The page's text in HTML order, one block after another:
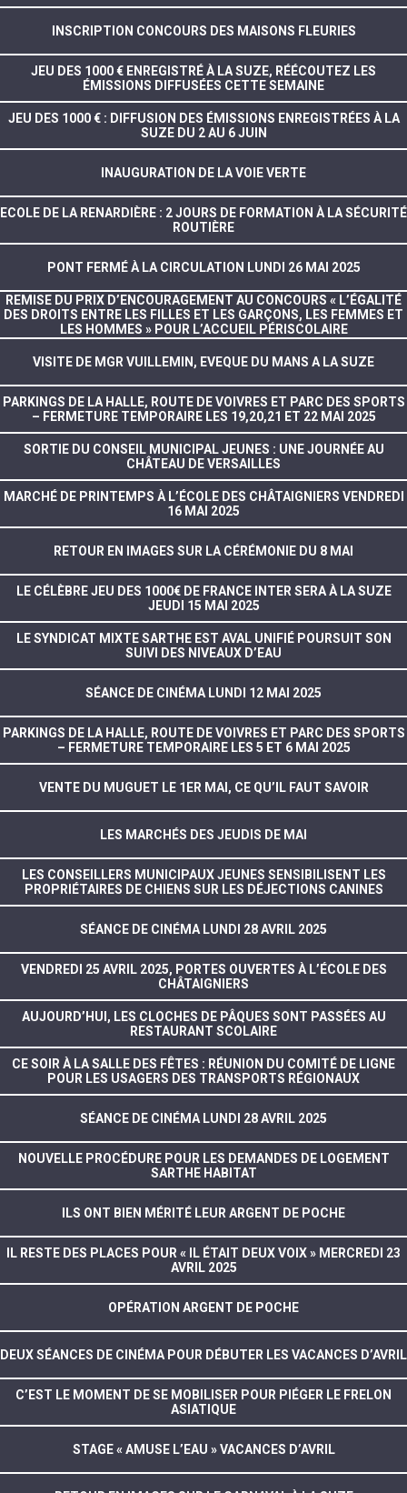
INSCRIPTION CONCOURS DES MAISONS FLEURIES
JEU DES 1000 € ENREGISTRÉ À LA SUZE, RÉÉCOUTEZ LES
ÉMISSIONS DIFFUSÉES CETTE SEMAINE
JEU DES 1000 € : DIFFUSION DES ÉMISSIONS ENREGISTRÉES À LA
SUZE DU 2 AU 6 JUIN
INAUGURATION DE LA VOIE VERTE
ECOLE DE LA RENARDIÈRE : 2 JOURS DE FORMATION À LA SÉCURITÉ
ROUTIÈRE
PONT FERMÉ À LA CIRCULATION LUNDI 26 MAI 2025
REMISE DU PRIX D’ENCOURAGEMENT AU CONCOURS « L’ÉGALITÉ
DES DROITS ENTRE LES FILLES ET LES GARÇONS, LES FEMMES ET
LES HOMMES » POUR L’ACCUEIL PÉRISCOLAIRE
VISITE DE MGR VUILLEMIN, EVEQUE DU MANS A LA SUZE
PARKINGS DE LA HALLE, ROUTE DE VOIVRES ET PARC DES SPORTS
– FERMETURE TEMPORAIRE LES 19,20,21 ET 22 MAI 2025
SORTIE DU CONSEIL MUNICIPAL JEUNES : UNE JOURNÉE AU
CHÂTEAU DE VERSAILLES
MARCHÉ DE PRINTEMPS À L’ÉCOLE DES CHÂTAIGNIERS VENDREDI
16 MAI 2025
RETOUR EN IMAGES SUR LA CÉRÉMONIE DU 8 MAI
LE CÉLÈBRE JEU DES 1000€ DE FRANCE INTER SERA À LA SUZE
JEUDI 15 MAI 2025
LE SYNDICAT MIXTE SARTHE EST AVAL UNIFIÉ POURSUIT SON
SUIVI DES NIVEAUX D’EAU
SÉANCE DE CINÉMA LUNDI 12 MAI 2025
PARKINGS DE LA HALLE, ROUTE DE VOIVRES ET PARC DES SPORTS
– FERMETURE TEMPORAIRE LES 5 ET 6 MAI 2025
VENTE DU MUGUET LE 1ER MAI, CE QU’IL FAUT SAVOIR
LES MARCHÉS DES JEUDIS DE MAI
LES CONSEILLERS MUNICIPAUX JEUNES SENSIBILISENT LES
PROPRIÉTAIRES DE CHIENS SUR LES DÉJECTIONS CANINES
SÉANCE DE CINÉMA LUNDI 28 AVRIL 2025
VENDREDI 25 AVRIL 2025, PORTES OUVERTES À L’ÉCOLE DES
CHÂTAIGNIERS
AUJOURD’HUI, LES CLOCHES DE PÂQUES SONT PASSÉES AU
RESTAURANT SCOLAIRE
CE SOIR À LA SALLE DES FÊTES : RÉUNION DU COMITÉ DE LIGNE
POUR LES USAGERS DES TRANSPORTS RÉGIONAUX
SÉANCE DE CINÉMA LUNDI 28 AVRIL 2025
NOUVELLE PROCÉDURE POUR LES DEMANDES DE LOGEMENT
SARTHE HABITAT
ILS ONT BIEN MÉRITÉ LEUR ARGENT DE POCHE
IL RESTE DES PLACES POUR « IL ÉTAIT DEUX VOIX » MERCREDI 23
AVRIL 2025
OPÉRATION ARGENT DE POCHE
DEUX SÉANCES DE CINÉMA POUR DÉBUTER LES VACANCES D’AVRIL
C’EST LE MOMENT DE SE MOBILISER POUR PIÉGER LE FRELON
ASIATIQUE
STAGE « AMUSE L’EAU » VACANCES D’AVRIL